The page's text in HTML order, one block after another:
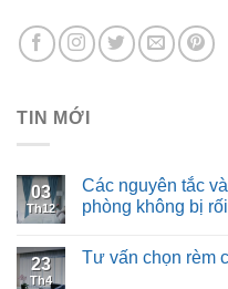
TIN MỚI
03
Th12
Các nguyên tắc
phòng không bị rối
23
Th4
Tư vấn chọn rèm